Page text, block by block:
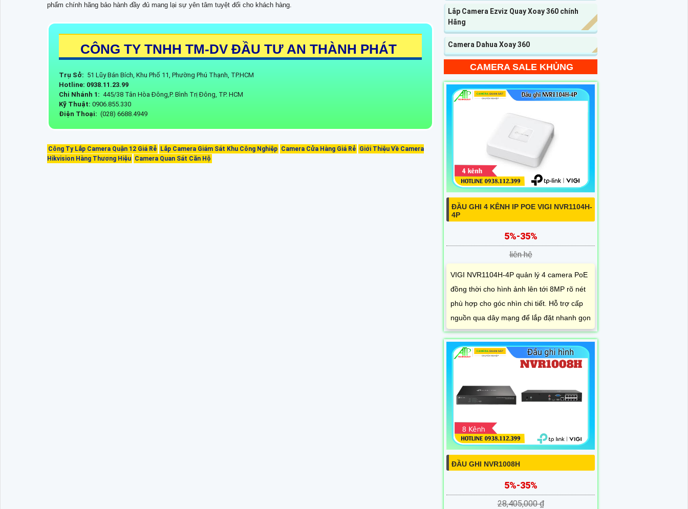
phẩm chính hãng bảo hành đầy đủ mang lại sự yên tâm tuyệt đối cho khách hàng.
CÔNG TY TNHH TM-DV ĐẦU TƯ AN THÀNH PHÁT
Trụ Sở: 51 Lũy Bán Bích, Khu Phố 11, Phường Phú Thạnh, TP.HCM
Hotline: 0938.11.23.99
Chi Nhánh 1: 445/38 Tân Hòa Đông,P. Bình Trị Đông, TP. HCM
Kỹ Thuật: 0906.855.330
Điện Thoại: (028) 6688.4949
Công Ty Lắp Camera Quận 12 Giá Rẻ Lắp Camera Giám Sát Khu Công Nghiệp Camera Cửa Hàng Giá Rẻ Giới Thiệu Về Camera
Hikvision Hàng Thương Hiệu Camera Quan Sát Căn Hộ
Lắp Camera Ezviz Quay Xoay 360 chính
Hãng
Camera Dahua Xoay 360
CAMERA SALE KHỦNG
ĐẦU GHI 4 KÊNH IP POE VIGI NVR1104H-
4P
5%-35%
liên hệ
VIGI NVR1104H-4P quản lý 4 camera PoE
đồng thời cho hình ảnh lên tới 8MP rõ nét
phù hợp cho góc nhìn chi tiết. Hỗ trợ cấp
nguồn qua dây mạng để lắp đặt nhanh gọn
ĐẦU GHI NVR1008H
5%-35%
28,405,000 ₫